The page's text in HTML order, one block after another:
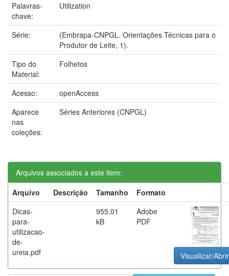
Palavras-
chave:
Utilization
Série:
(Embrapa-CNPGL. Orientações Técnicas para o
Produtor de Leite, 1).
Tipo do
Material:
Folhetos
Acesso:
openAccess
Aparece
nas
coleções:
Séries Anteriores (CNPGL)
Arquivos associados a este item:
Arquivo
Descrição Tamanho
Formato
Dicas-
para-
utilizacao-
de-
ureia.pdf
955,01
kB
Adobe
PDF
Visualizar/Abrir